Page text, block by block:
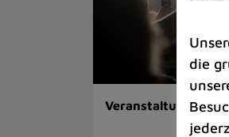
Veranstaltungen
die